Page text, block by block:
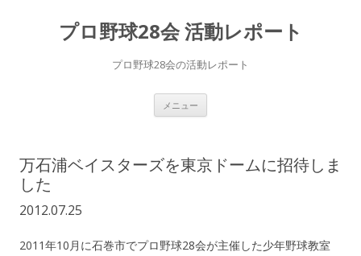
プロ野球28会 活動レポート
プロ野球28会の活動レポート
メニュー
ス
キ
万石浦ベイスターズを東京ドームに招待しま
した
2012.07.25
2011年10月に石巻市でプロ野球28会が主催した少年野球教室